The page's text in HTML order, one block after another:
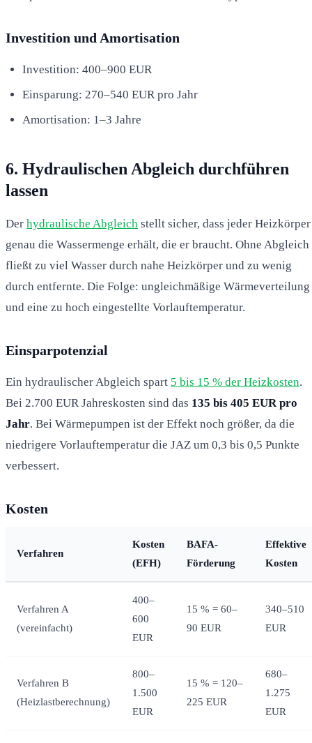
Investition und Amortisation
Investition: 400–900 EUR
Einsparung: 270–540 EUR pro Jahr
Amortisation: 1–3 Jahre
6. Hydraulischen Abgleich durchführen
lassen
Der hydraulische Abgleich stellt sicher, dass jeder Heizkörper
genau die Wassermenge erhält, die er braucht. Ohne Abgleich
fließt zu viel Wasser durch nahe Heizkörper und zu wenig
durch entfernte. Die Folge: ungleichmäßige Wärmeverteilung
und eine zu hoch eingestellte Vorlauftemperatur.
Einsparpotenzial
Ein hydraulischer Abgleich spart 5 bis 15 % der Heizkosten.
Bei 2.700 EUR Jahreskosten sind das 135 bis 405 EUR pro
Jahr. Bei Wärmepumpen ist der Effekt noch größer, da die
niedrigere Vorlauftemperatur die JAZ um 0,3 bis 0,5 Punkte
verbessert.
Kosten
Verfahren
Kosten
(EFH)
BAFA-
Förderung
Effektive
Kosten
Verfahren A
(vereinfacht)
400–
600
EUR
15 % = 60–
90 EUR
340–510
EUR
Verfahren B
(Heizlastberechnung)
800–
1.500
EUR
15 % = 120–
225 EUR
680–
1.275
EUR